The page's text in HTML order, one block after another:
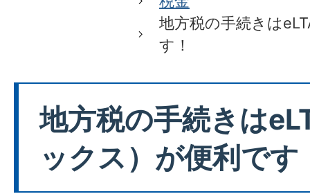
地方税の手続きは
す！
地方税の手続きは
ックス）が便利です